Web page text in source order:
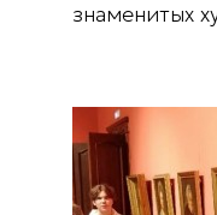
знаменитых